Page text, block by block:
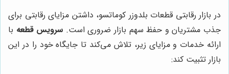
در بازار رقابتی قطعات بلدوزر کوماتسو، داشتن مزایای رقابتی برای
جذب مشتریان و حفظ سهم بازار ضروری است. سرویس قطعه با
ارائه خدمات و مزایای زیر، تلاش می‌کند تا جایگاه خود را در این
بازار تثبیت کند: